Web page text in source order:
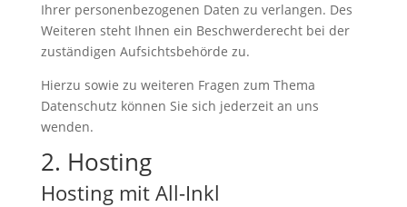
Ihrer personenbezogenen Daten zu verlangen. Des
Weiteren steht Ihnen ein Beschwerderecht bei der
zuständigen Aufsichtsbehörde zu.
Hierzu sowie zu weiteren Fragen zum Thema
Datenschutz können Sie sich jederzeit an uns
wenden.
2. Hosting
Hosting mit All-Inkl